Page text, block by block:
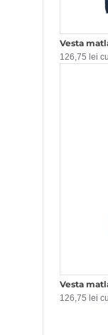
Vesta
126,75 lei
126,75 lei